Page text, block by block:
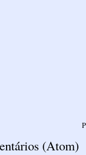
(Atom)